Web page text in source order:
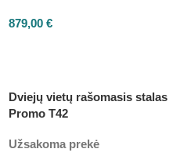
879,00 €
Dviejų vietų rašomasis stalas
Promo T42
Užsakoma prekė